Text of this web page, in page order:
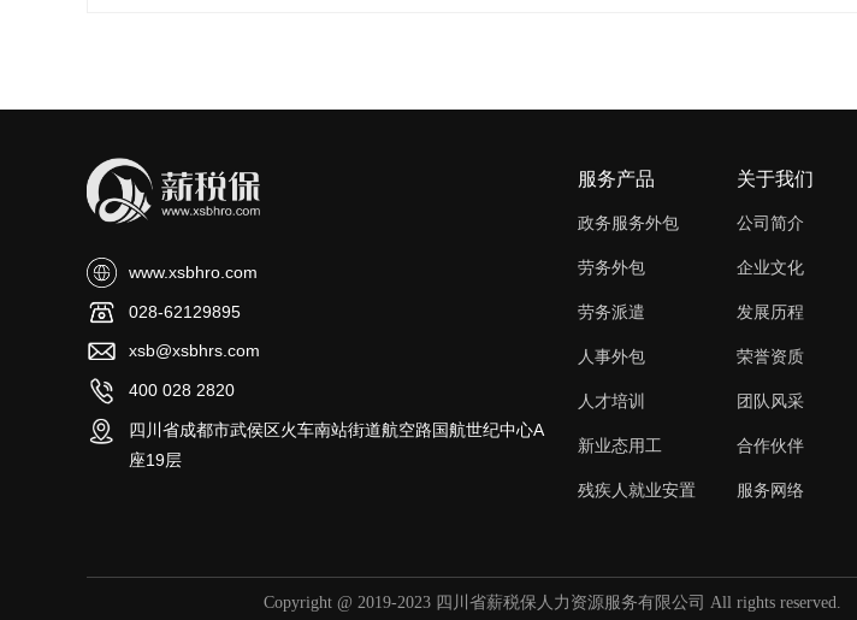
www.xsbhro.com
028-62129895
xsb@xsbhrs.com
400 028 2820
四川省成都市武侯区火车南站街道航空路国航世纪中心A
座19层
服务产品
政务服务外包
劳务外包
劳务派遣
人事外包
人才培训
新业态用工
残疾人就业安置
关于我们
公司简介
企业文化
发展历程
荣誉资质
团队风采
合作伙伴
服务网络
Copyright @ 2019-2023 四川省薪税保人力资源服务有限公司 All rights reserved.